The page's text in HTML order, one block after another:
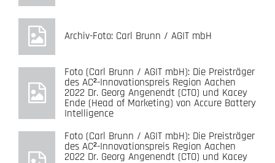
Archiv-Foto: Carl Brunn / AGIT mbH
Foto (Carl Brunn / AGIT mbH): Die Preisträger
des AC²-Innovationspreis Region Aachen
2022 Dr. Georg Angenendt (CTO) und Kacey
Ende (Head of Marketing) von Accure Battery
Intelligence
Foto (Carl Brunn / AGIT mbH): Die Preisträger
des AC²-Innovationspreis Region Aachen
2022 Dr. Georg Angenendt (CTO) und Kacey